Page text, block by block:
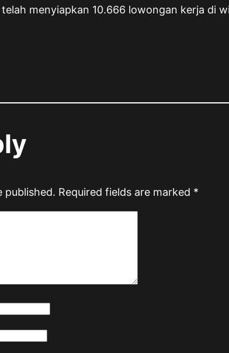
menyiapkan 10.666 lowongan kerja di
published. Required fields are marked *